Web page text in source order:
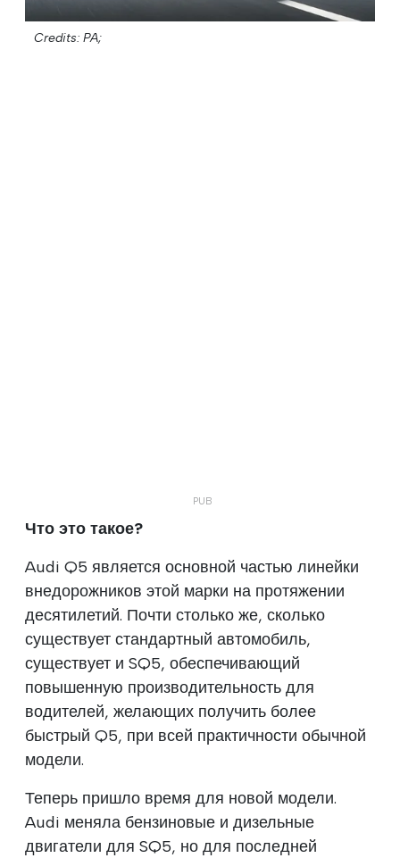
Credits: PA;
Что это такое?
Audi Q5 является основной частью линейки
внедорожников этой марки на протяжении
десятилетий. Почти столько же, сколько
существует стандартный автомобиль,
существует и SQ5, обеспечивающий
повышенную производительность для
водителей, желающих получить более
быстрый Q5, при всей практичности обычной
модели.
Теперь пришло время для новой модели.
Audi меняла бензиновые и дизельные
двигатели для SQ5, но для последней